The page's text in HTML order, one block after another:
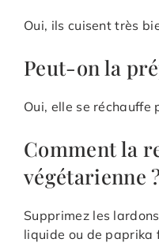
Oui, ils cuisent très
Peut-on la
Oui, elle se réchauffe
Comment la
végétarienne
Supprimez les
liquide ou de paprika